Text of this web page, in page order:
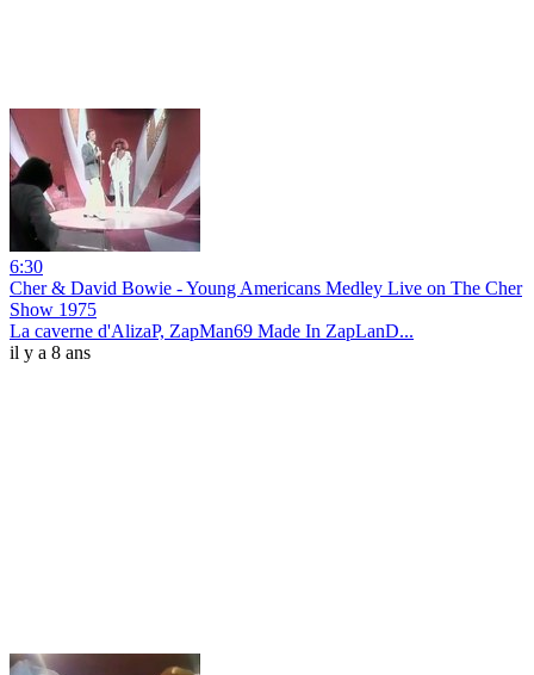
6:30
Cher & David Bowie - Young Americans Medley Live on The Cher
Show 1975
La caverne d'AlizaP, ZapMan69 Made In ZapLanD...
il y a 8 ans